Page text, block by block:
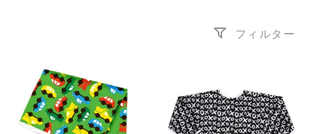
フィルター